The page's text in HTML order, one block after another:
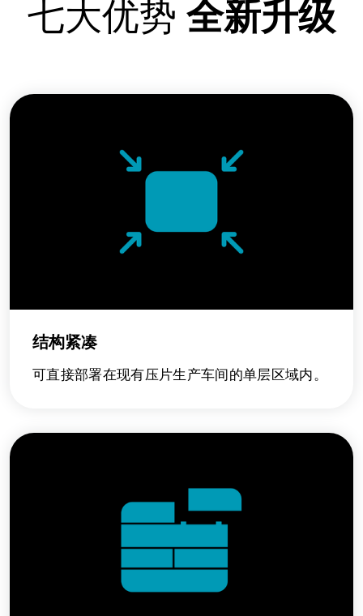
七大优势 全新升级
结构紧凑
可直接部署在现有压片生产车间的单层区域内。